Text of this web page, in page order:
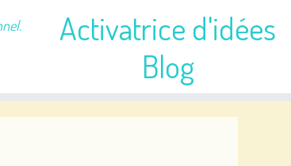
Activatrice d'idées
Blog